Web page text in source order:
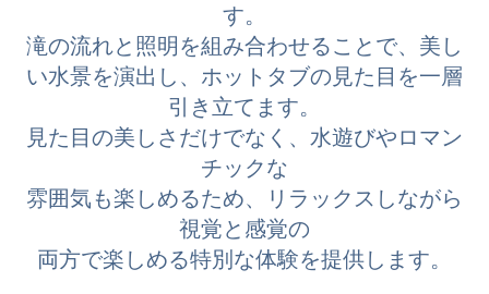
す。
滝の流れと照明を組み合わせることで、美し
い水景を演出し、ホットタブの見た目を一層
引き立てます。
見た目の美しさだけでなく、水遊びやロマン
チックな
雰囲気も楽しめるため、リラックスしながら
視覚と感覚の
両方で楽しめる特別な体験を提供します。